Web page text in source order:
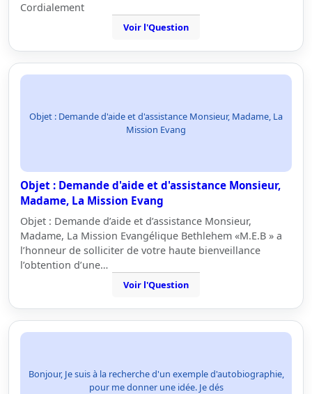
Cordialement
Voir l'Question
Objet : Demande d'aide et d'assistance Monsieur, Madame, La
Mission Evang
Objet : Demande d'aide et d'assistance Monsieur,
Madame, La Mission Evang
Objet : Demande d’aide et d’assistance Monsieur,
Madame, La Mission Evangélique Bethlehem «M.E.B » a
l’honneur de solliciter de votre haute bienveillance
l’obtention d’une…
Voir l'Question
Bonjour, Je suis à la recherche d'un exemple d'autobiographie,
pour me donner une idée. Je dés